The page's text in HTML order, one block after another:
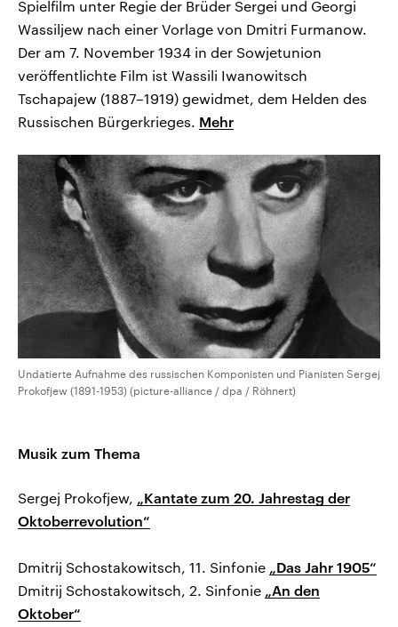
Spielfilm unter Regie der Brüder Sergei und Georgi
Wassiljew nach einer Vorlage von Dmitri Furmanow.
Der am 7. November 1934 in der Sowjetunion
veröffentlichte Film ist Wassili Iwanowitsch
Tschapajew (1887–1919) gewidmet, dem Helden des
Russischen Bürgerkrieges. Mehr
Undatierte Aufnahme des russischen Komponisten und Pianisten Sergej
Prokofjew (1891-1953) (picture-alliance / dpa / Röhnert)
Musik zum Thema
Sergej Prokofjew, „Kantate zum 20. Jahrestag der
Oktoberrevolution“
Dmitrij Schostakowitsch, 11. Sinfonie „Das Jahr 1905“
Dmitrij Schostakowitsch, 2. Sinfonie „An den
Oktober“